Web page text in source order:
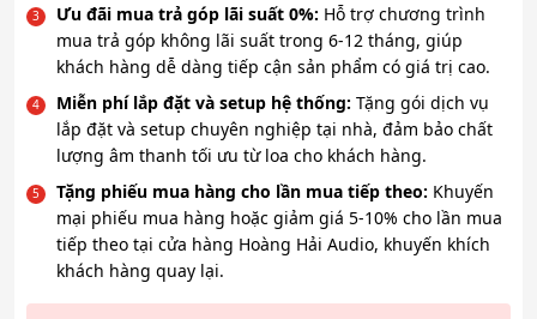
Ưu đãi mua trả góp lãi suất 0%: Hỗ trợ chương trình
mua trả góp không lãi suất trong 6-12 tháng, giúp
khách hàng dễ dàng tiếp cận sản phẩm có giá trị cao.
Miễn phí lắp đặt và setup hệ thống: Tặng gói dịch vụ
lắp đặt và setup chuyên nghiệp tại nhà, đảm bảo chất
lượng âm thanh tối ưu từ loa cho khách hàng.
Tặng phiếu mua hàng cho lần mua tiếp theo: Khuyến
mại phiếu mua hàng hoặc giảm giá 5-10% cho lần mua
tiếp theo tại cửa hàng Hoàng Hải Audio, khuyến khích
khách hàng quay lại.